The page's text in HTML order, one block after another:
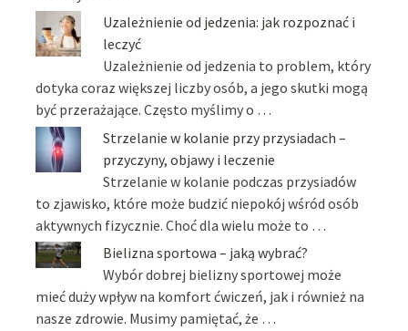
Uzależnienie od jedzenia: jak rozpoznać i
leczyć
Uzależnienie od jedzenia to problem, który
dotyka coraz większej liczby osób, a jego skutki mogą
być przerażające. Często myślimy o …
Strzelanie w kolanie przy przysiadach –
przyczyny, objawy i leczenie
Strzelanie w kolanie podczas przysiadów
to zjawisko, które może budzić niepokój wśród osób
aktywnych fizycznie. Choć dla wielu może to …
Bielizna sportowa – jaką wybrać?
Wybór dobrej bielizny sportowej może
mieć duży wpływ na komfort ćwiczeń, jak i również na
nasze zdrowie. Musimy pamiętać, że …